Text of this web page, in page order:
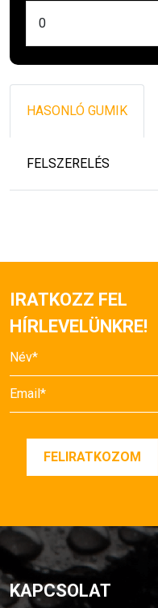
HASONLÓ GUMIK
FELSZERELÉS
IRATKOZZ FEL
HÍRLEVELÜNKRE!
KAPCSOLAT